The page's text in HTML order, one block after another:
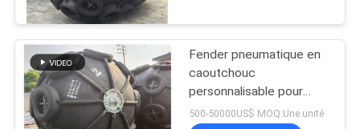
A
PROPOS
DE
NOUS
Amortisseur
pneumatique de
27
Fender pneumatique en
caoutchouc
personnalisable pour
diverses applications
500-50000US$ MOQ:Une unité